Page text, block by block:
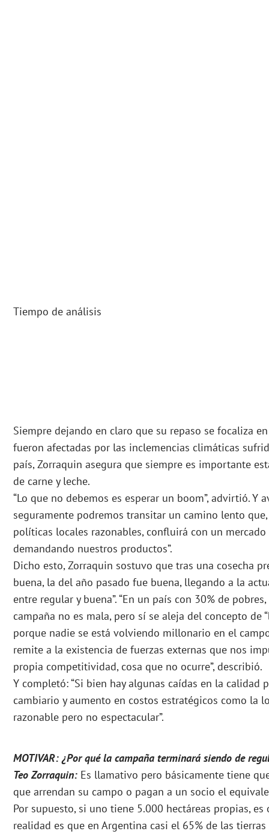
Tiempo de análisis
Siempre dejando en claro que su repaso se focaliza
fueron afectadas por las inclemencias climáticas
país, Zorraquin asegura que siempre es importante
de carne y leche.
“Lo que no debemos es esperar un boom”, advirtió. Y
seguramente podremos transitar un camino lento
políticas locales razonables, confluirá con un
demandando nuestros productos”.
Dicho esto, Zorraquin sostuvo que tras una cosecha
buena, la del año pasado fue buena, llegando a la
entre regular y buena”. “En un país con 30% de
campaña no es mala, pero sí se aleja del concepto de
porque nadie se está volviendo millonario en el
remite a la existencia de fuerzas externas que nos
propia competitividad, cosa que no ocurre”, describió.
Y completó: “Si bien hay algunas caídas en la calidad
cambiario y aumento en costos estratégicos como la
razonable pero no espectacular”.
MOTIVAR: ¿Por qué la campaña terminará siendo de
Teo Zorraquin: Es llamativo pero básicamente tiene
que arrendan su campo o pagan a un socio el
Por supuesto, si uno tiene 5.000 hectáreas propias,
realidad es que en Argentina casi el 65% de las